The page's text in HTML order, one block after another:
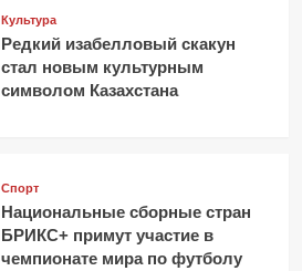
Культура
Редкий изабелловый скакун
стал новым культурным
символом Казахстана
Спорт
Национальные сборные стран
БРИКС+ примут участие в
чемпионате мира по футболу